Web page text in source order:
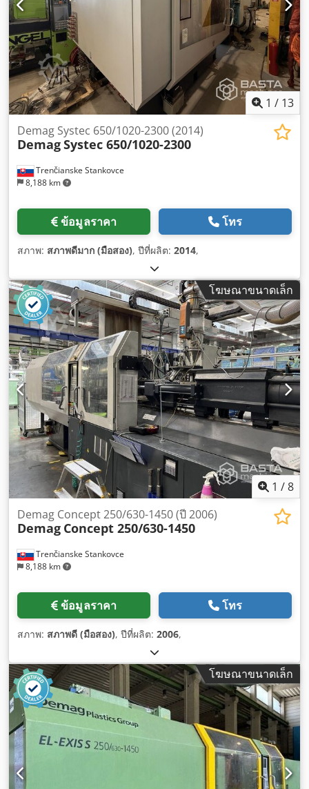
1 / 13
Trenčianske Stankovce
8,188 km
Demag Systec 650/1020-2300 (2014)
DemagSystec 650/1020-2300
ข้อมูลราคา โทร
สภาพ: สภาพดีมาก (มือสอง), ปีที่ผลิต: 2014,
โฆษณาขนาดเล็ก
1 /8
Trenčianske Stankovce
8,188 km
Demag Concept 250/630-1450 (ปี 2006)
Demag Concept 250/630-1450
ข้อมูลราคา โทร
สภาพ: สภาพดี (มือสอง), ปีที่ผลิต: 2006,
โฆษณาขนาดเล็ก